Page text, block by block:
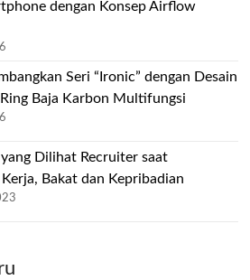
dengan Konsep Airflow
Seri “Ironic” dengan Desain
Baja Karbon Multifungsi
Dilihat Recruiter saat
Bakat dan Kepribadian